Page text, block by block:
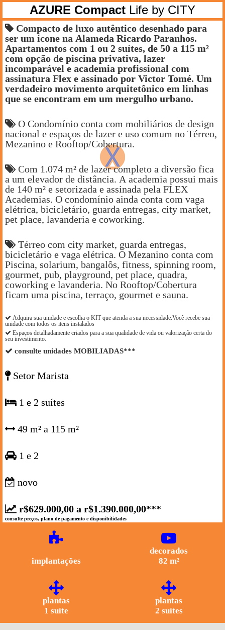
AZURE Compact Life by CITY
Compacto de luxo autêntico desenhado para
ser um ícone na Alameda Ricardo Paranhos.
Apartamentos com 1 ou 2 suítes, de 50 a 115 m²
com opção de piscina privativa, lazer
incomparável e academia profissional com
assinatura Flex e assinado por Victor Tomé. Um
verdadeiro movimento arquitetônico em linhas
que se encontram em um mergulho urbano.
O Condomínio conta com mobiliários de design
nacional e espaços de lazer e uso comum no Térreo,
Mezanino e Rooftop/Cobertura.
Com 1.074 m² de lazer completo a diversão fica
a um elevador de distância. A academia possui mais
de 140 m² e setorizada e assinada pela FLEX
Academias. O condomínio ainda conta com vaga
elétrica, bicicletário, guarda entregas, city market,
pet place, lavanderia e coworking.
Térreo com city market, guarda entregas,
bicicletário e vaga elétrica. O Mezanino conta com
Piscina, solarium, bangalôs, fitness, spinning room,
gourmet, pub, playground, pet place, quadra,
coworking e lavanderia. No Rooftop/Cobertura
ficam uma piscina, terraço, gourmet e sauna.
Adquira sua unidade e escolha o KIT que atenda a sua necessidade.Você recebe sua
unidade com todos os itens instalados
Espaços detalhadamente criados para a sua qualidade de vida ou valorização certa do
seu investimento.
consulte unidades MOBILIADAS***
Setor Marista
1 e 2 suítes
49 m² a 115 m²
1 e 2
novo
r$629.000,00 a r$1.390.000,00***
consulte preços, plano de pagamento e disponibilidades
implantações
decorados
82 m²
plantas
1 suíte
plantas
2 suítes